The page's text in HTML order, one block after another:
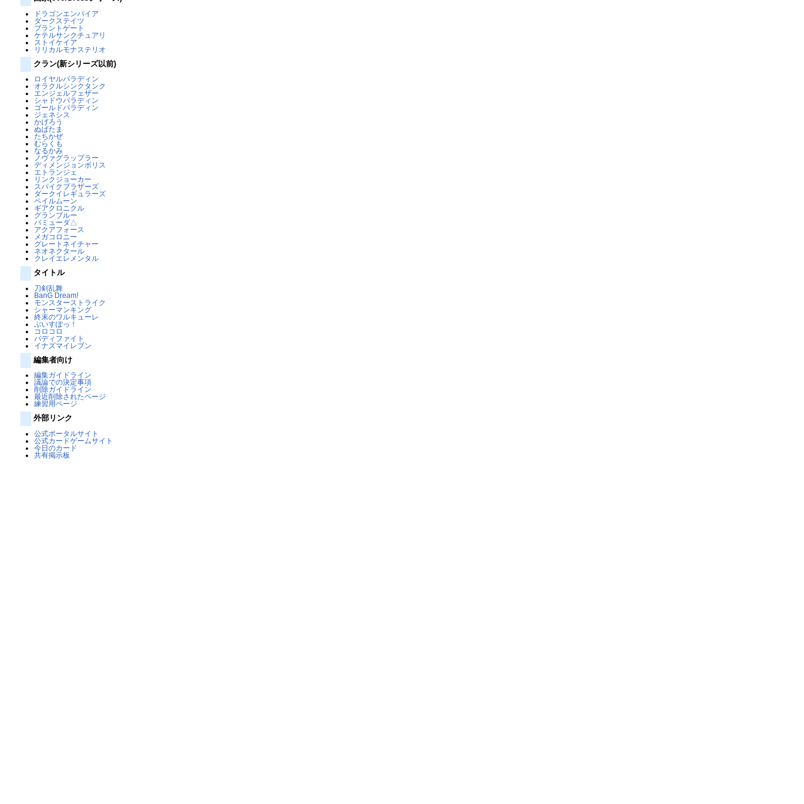
ドラゴンエンパイア
ダークステイツ
ブラントゲート
ケテルサンクチュアリ
ストイケイア
リリカルモナステリオ
クラン(新シリーズ以前)
ロイヤルパラディン
オラクルシンクタンク
エンジェルフェザー
シャドウパラディン
ゴールドパラディン
ジェネシス
かげろう
ぬばたま
たちかぜ
むらくも
なるかみ
ノヴァグラップラー
ディメンジョンポリス
エトランジェ
リンクジョーカー
スパイクブラザーズ
ダークイレギュラーズ
ペイルムーン
ギアクロニクル
グランブルー
バミューダ△
アクアフォース
メガコロニー
グレートネイチャー
ネオネクタール
クレイエレメンタル
タイトル
刀剣乱舞
BanG Dream!
モンスターストライク
シャーマンキング
終末のワルキューレ
ぶいすぽっ！
コロコロ
バディファイト
イナズマイレブン
編集者向け
編集ガイドライン
議論での決定事項
削除ガイドライン
最近削除されたページ
練習用ページ
外部リンク
公式ポータルサイト
公式カードゲームサイト
今日のカード
共有掲示板